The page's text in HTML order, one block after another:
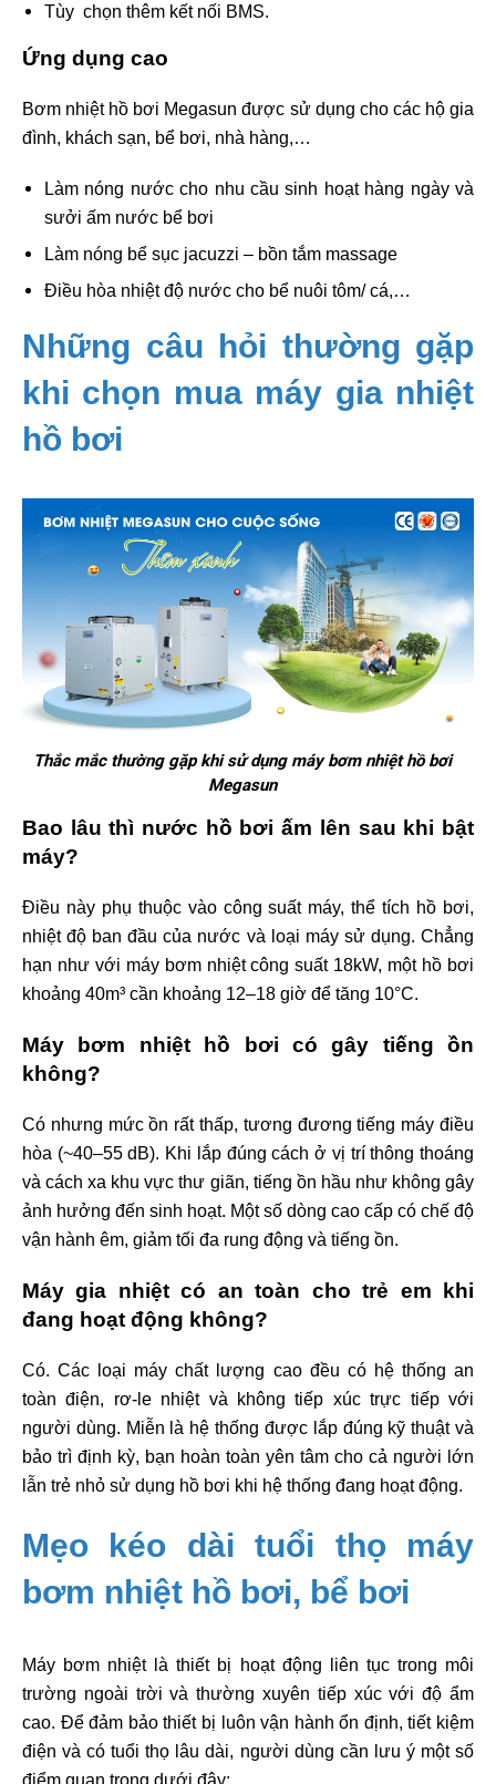
Tùy chọn thêm kết nối BMS.
Ứng dụng cao
Bơm nhiệt hồ bơi Megasun được sử dụng cho các hộ gia
đình, khách sạn, bể bơi, nhà hàng,…
Làm nóng nước cho nhu cầu sinh hoạt hàng ngày và
sưởi ấm nước bể bơi
Làm nóng bể sục jacuzzi – bồn tắm massage
Điều hòa nhiệt độ nước cho bể nuôi tôm/ cá,…
Những câu hỏi thường gặp
khi chọn mua máy gia nhiệt
hồ bơi
Thắc mắc thường gặp khi sử dụng máy bơm nhiệt hồ bơi
Megasun
Bao lâu thì nước hồ bơi ấm lên sau khi bật
máy?
Điều này phụ thuộc vào công suất máy, thể tích hồ bơi,
nhiệt độ ban đầu của nước và loại máy sử dụng. Chẳng
hạn như với máy bơm nhiệt công suất 18kW, một hồ bơi
khoảng 40m³ cần khoảng 12–18 giờ để tăng 10°C.
Máy bơm nhiệt hồ bơi có gây tiếng ồn
không?
Có nhưng mức ồn rất thấp, tương đương tiếng máy điều
hòa (~40–55 dB). Khi lắp đúng cách ở vị trí thông thoáng
và cách xa khu vực thư giãn, tiếng ồn hầu như không gây
ảnh hưởng đến sinh hoạt. Một số dòng cao cấp có chế độ
vận hành êm, giảm tối đa rung động và tiếng ồn.
Máy gia nhiệt có an toàn cho trẻ em khi
đang hoạt động không?
Có. Các loại máy chất lượng cao đều có hệ thống an
toàn điện, rơ-le nhiệt và không tiếp xúc trực tiếp với
người dùng. Miễn là hệ thống được lắp đúng kỹ thuật và
bảo trì định kỳ, bạn hoàn toàn yên tâm cho cả người lớn
lẫn trẻ nhỏ sử dụng hồ bơi khi hệ thống đang hoạt động.
Mẹo kéo dài tuổi thọ máy
bơm nhiệt hồ bơi, bể bơi
Máy bơm nhiệt là thiết bị hoạt động liên tục trong môi
trường ngoài trời và thường xuyên tiếp xúc với độ ẩm
cao. Để đảm bảo thiết bị luôn vận hành ổn định, tiết kiệm
điện và có tuổi thọ lâu dài, người dùng cần lưu ý một số
điểm quan trọng dưới đây: